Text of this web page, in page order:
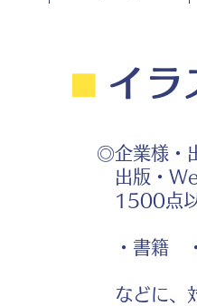
⬛︎ イラ
◎企業様・
出版・
1500点以
・書籍
などに、